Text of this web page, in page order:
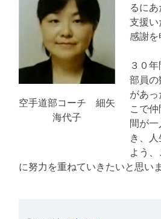
空手道部コーチ 細矢
海代子
るに
支援い
感謝を
３０
部員の
があっ
こで
間が
き、
よう
に努力を重ねていきたいと思いま